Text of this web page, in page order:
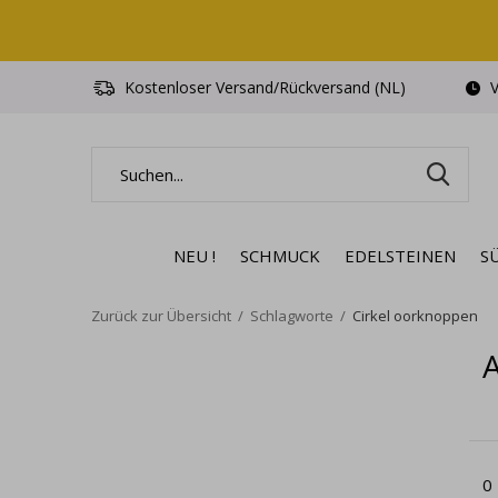
NEU ! SCHMUCK EDELSTEINEN
Kostenloser Versand/Rückversand (NL)
Zurück zur Übersicht Schlagworte Cirkel oorknoppen
0